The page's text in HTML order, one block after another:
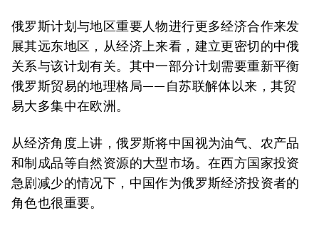
俄罗斯计划与地区重要人物进行更多经济合作来发
展其远东地区，从经济上来看，建立更密切的中俄
关系与该计划有关。其中一部分计划需要重新平衡
俄罗斯贸易的地理格局——自苏联解体以来，其贸
易大多集中在欧洲。
从经济角度上讲，俄罗斯将中国视为油气、农产品
和制成品等自然资源的大型市场。在西方国家投资
急剧减少的情况下，中国作为俄罗斯经济投资者的
角色也很重要。